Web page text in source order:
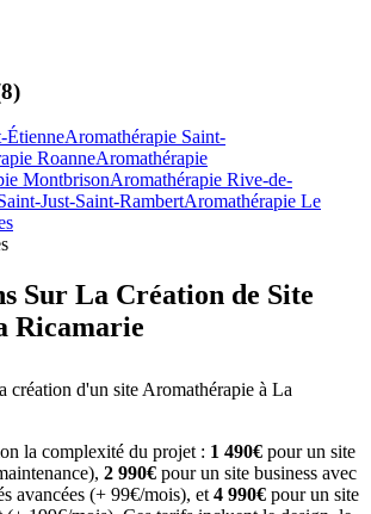
8)
ÉtienneAromathérapie Saint-
RoanneAromathérapie
MontbrisonAromathérapie Rive-de-
Just-Saint-RambertAromathérapie Le
Sur La Création de Site
Ricamarie
création d'un site Aromathérapie à La
la complexité du projet : 1 490€ pour un site
2 990€ pour un site business avec
avancées (+ 99€/mois), et 4 990€ pour un site